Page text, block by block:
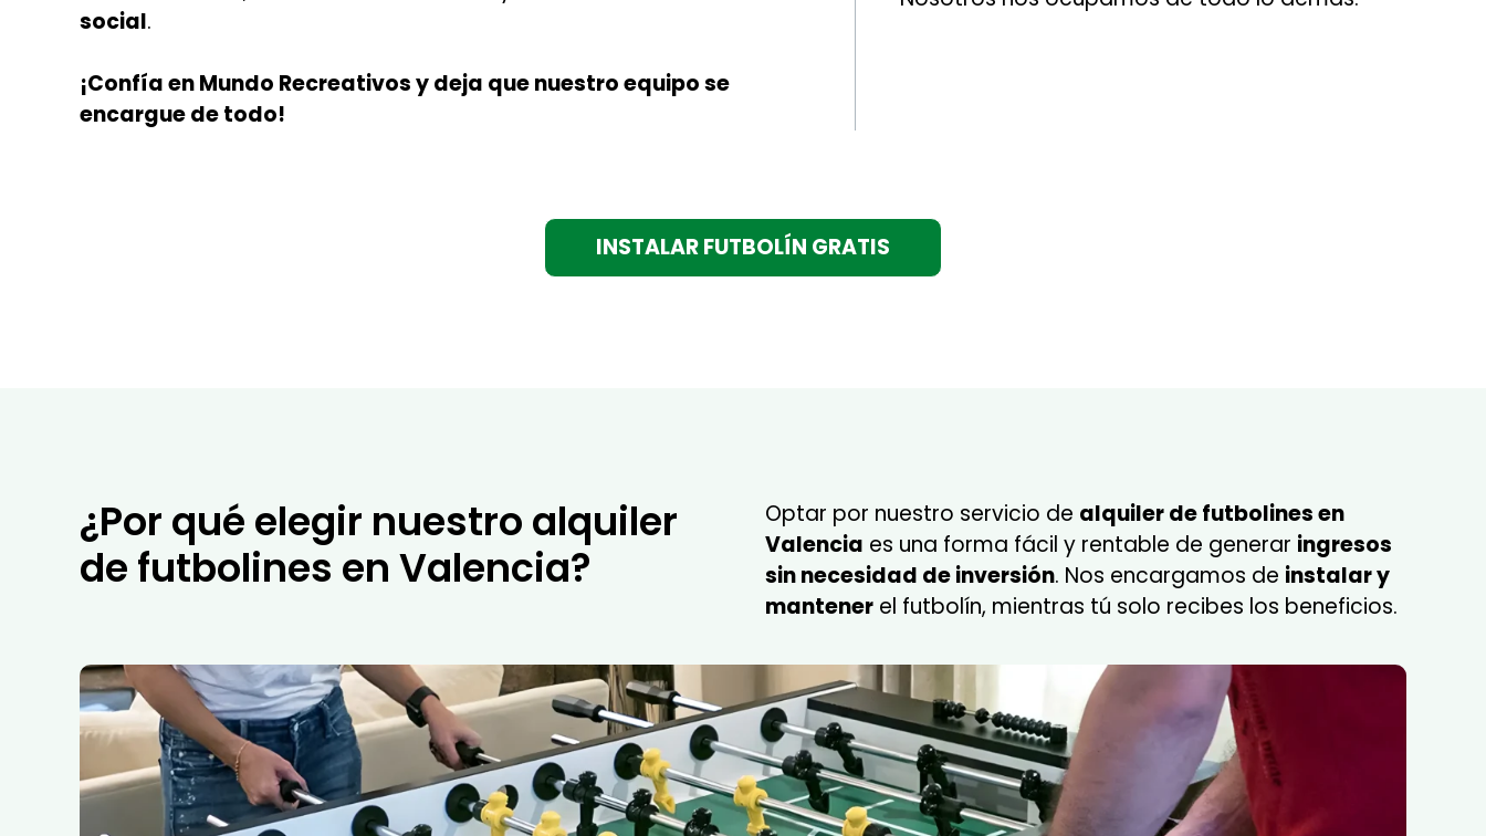
social.
¡Confía en Mundo Recreativos y deja que nuestro equipo se
encargue de todo!
INSTALAR FUTBOLÍN GRATIS
¿Por qué elegir nuestro alquiler
de futbolines en Valencia?
Optar por nuestro servicio de alquiler de futbolines en
Valencia es una forma fácil y rentable de generar ingresos
sin necesidad de inversión. Nos encargamos de instalar y
mantener el futbolín, mientras tú solo recibes los beneficios.